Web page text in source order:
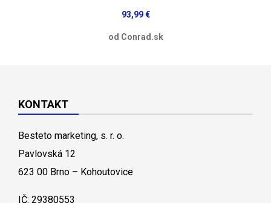
93,99 €
od Conrad.sk
KONTAKT
Besteto marketing, s. r. o.
Pavlovská 12
623 00 Brno – Kohoutovice
IČ: 29380553